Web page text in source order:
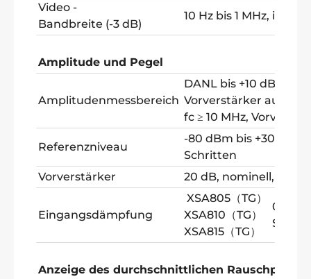
Video -
Bandbreite (-3 dB)
10 Hz bis 1 MHz, in 1-
Amplitude und Pegel
Amplitudenmessbereich
DANL bis +10 dBm,
Vorverstärker aus
fc ≥ 10 MHz,
Referenzniveau
-80 dBm bis +30 dBm,
Schritten
Vorverstärker
20 dB, nominell, 100
Eingangsdämpfung
XSA805（TG）
XSA810（TG）
XSA815（TG）
0 bis
Anzeige des durchschnittlichen Rauschpegels